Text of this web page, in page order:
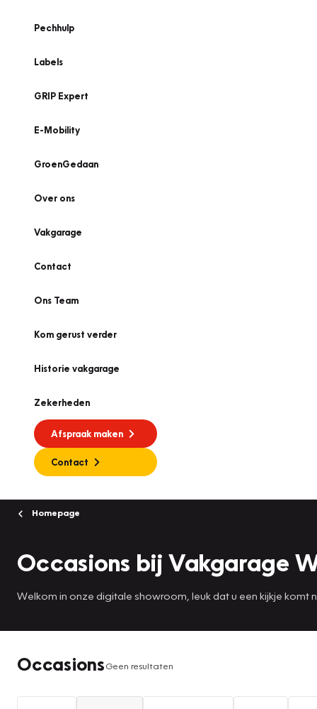
Pechhulp
Labels
GRIP Expert
E-Mobility
GroenGedaan
Over ons
Vakgarage
Contact
Ons Team
Kom gerust verder
Historie vakgarage
Zekerheden
Afspraak maken
Contact
Homepage
Occasions bij Vakgarage
Welkom in onze digitale showroom, leuk dat u een kijkje komt
OccasionsGeen resultaten